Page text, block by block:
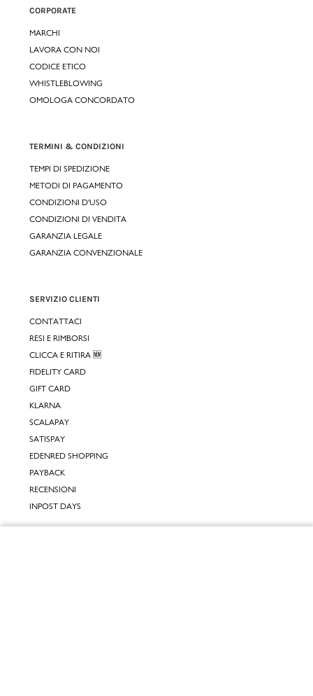
CORPORATE
MARCHI
LAVORA CON NOI
CODICE ETICO
WHISTLEBLOWING
OMOLOGA CONCORDATO
TERMINI & CONDIZIONI
TEMPI DI SPEDIZIONE
METODI DI PAGAMENTO
CONDIZIONI D'USO
CONDIZIONI DI VENDITA
GARANZIA LEGALE
GARANZIA CONVENZIONALE
SERVIZIO CLIENTI
CONTATTACI
RESI E RIMBORSI
CLICCA E RITIRA 🆕
FIDELITY CARD
GIFT CARD
KLARNA
SCALAPAY
SATISPAY
EDENRED SHOPPING
PAYBACK
RECENSIONI
INPOST DAYS